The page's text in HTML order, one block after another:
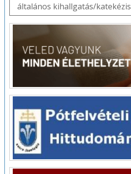
általános kihallgatás/katekézis